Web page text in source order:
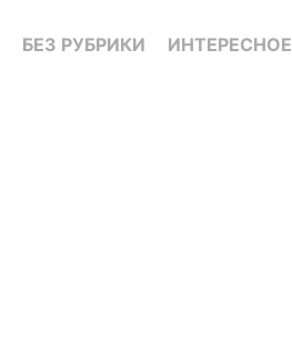
БЕЗ РУБРИКИ ИНТЕРЕСНОЕ